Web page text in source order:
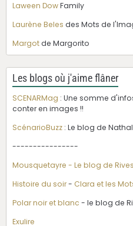
Laween DowFamily
Laurène Beles des Mots de
Margotde Margorito
Les blogs où j'aime flâner
SCENARMag : Une somme
conter en images !!
ScénarioBuzz : Le blog de
----------------
Mousquetayre - Le blog de
Histoire du soir- Clara et les
Polar noir et blanc - le blog de
Exulire